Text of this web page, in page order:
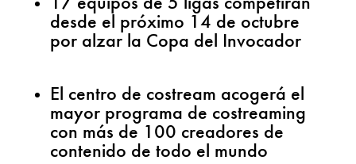
desde el próximo 14 de octubre
por alzar la Copa del Invocador
El centro de costream acogerá el
mayor programa de costreaming
con más de 100 creadores de
contenido de todo el mundo